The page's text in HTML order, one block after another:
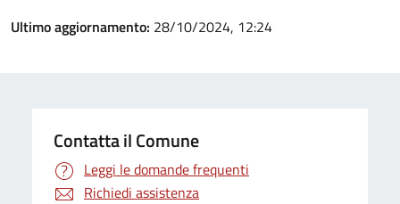
Ultimo aggiornamento: 28/10/2024, 12:24
Contatta il Comune
Leggi le domande frequenti
Richiedi assistenza